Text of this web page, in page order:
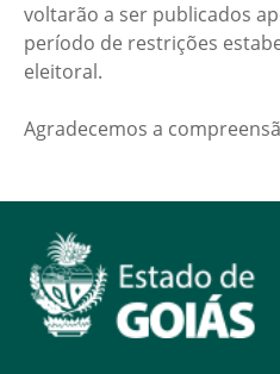
voltarão a ser publicados
período de restrições
eleitoral.
Agradecemos a